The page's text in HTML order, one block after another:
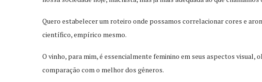
Quero estabelecer um roteiro onde possamos correlacionar cores e
científico, empírico mesmo.
O vinho, para mim, é essencialmente feminino em seus aspectos visual,
comparação com o melhor dos gêneros.